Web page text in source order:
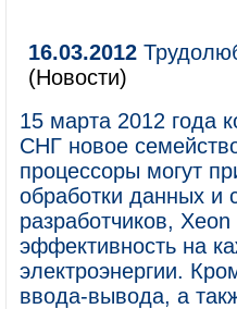
16.03.2012
(Новости)
15 марта 2012 года
СНГ новое
процессоры могут
обработки данных и
разработчиков,
эффективность на
электроэнергии.
ввода-вывода, а